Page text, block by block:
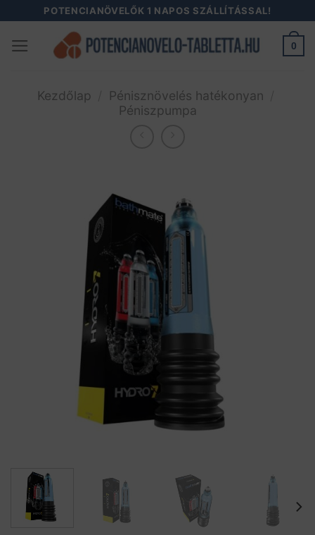
content
POTENCIANÖVELŐK 1 NAPOS SZÁLLÍTÁSSAL!
0
Kezdőlap Pénisznövelés hatékonyan
Péniszpumpa